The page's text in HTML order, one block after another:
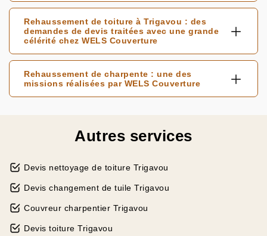
Rehaussement de toiture à Trigavou : des
demandes de devis traitées avec une grande
célérité chez WELS Couverture
Rehaussement de charpente : une des
missions réalisées par WELS Couverture
Autres services
Devis nettoyage de toiture Trigavou
Devis changement de tuile Trigavou
Couvreur charpentier Trigavou
Devis toiture Trigavou